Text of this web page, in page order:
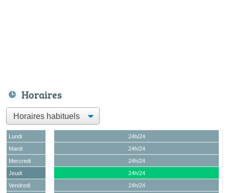
Horaires
Lundi
24h/24
Mardi
24h/24
Mercredi
24h/24
Jeudi
24h/24
Vendredi
24h/24